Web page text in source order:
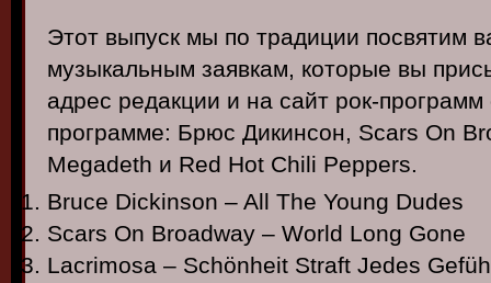
Этот выпуск мы по традиции посвятим
музыкальным заявкам, которые вы
адрес редакции и на сайт рок-
программе: Брюс Дикинсон, Scars On
Megadeth и Red Hot Chili Peppers.
Bruce Dickinson – All The Young Dudes
Scars On Broadway – World Long Gone
Lacrimosa – Schönheit Straft Jedes